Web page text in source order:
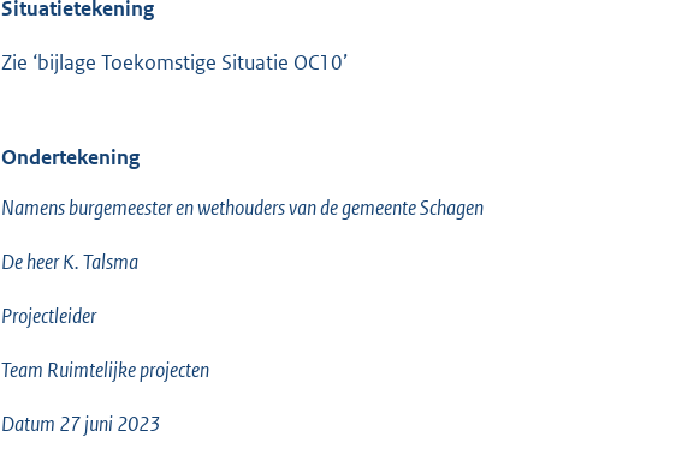
Situatietekening
Zie ‘bijlage Toekomstige Situatie OC10’
Ondertekening
Namens burgemeester en wethouders van de gemeente Schagen
De heer K. Talsma
Projectleider
Team Ruimtelijke projecten
Datum 27 juni 2023